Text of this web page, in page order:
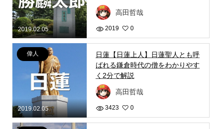
2019.02.05
高田哲哉
2019 0
2019.02.05
偉人
日蓮【日蓮上人】日蓮聖人とも呼
ばれる鎌倉時代の僧をわかりやす
く2分で解説
高田哲哉
3423 0